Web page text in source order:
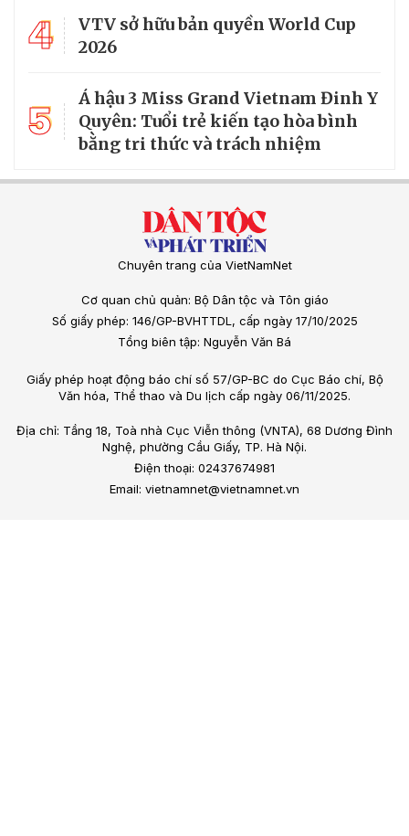
4
VTV sở hữu bản quyền World Cup
2026
5
Á hậu 3 Miss Grand Vietnam Đinh Y
Quyên: Tuổi trẻ kiến tạo hòa bình
bằng tri thức và trách nhiệm
Chuyên trang của VietNamNet
Cơ quan chủ quản: Bộ Dân tộc và Tôn giáo
Số giấy phép: 146/GP-BVHTTDL, cấp ngày 17/10/2025
Tổng biên tập: Nguyễn Văn Bá
Giấy phép hoạt động báo chí số 57/GP-BC do Cục Báo chí, Bộ
Văn hóa, Thể thao và Du lịch cấp ngày 06/11/2025.
Địa chỉ: Tầng 18, Toà nhà Cục Viễn thông (VNTA), 68 Dương Đình
Nghệ, phường Cầu Giấy, TP. Hà Nội.
Điện thoại: 02437674981
Email: vietnamnet@vietnamnet.vn